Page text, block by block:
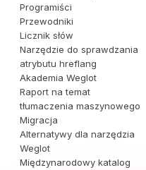
Programiści
Przewodniki
Licznik słów
Narzędzie do sprawdzania
atrybutu hreflang
Akademia Weglot
Raport na temat
tłumaczenia maszynowego
Migracja
Alternatywy dla narzędzia
Weglot
Międzynarodowy katalog